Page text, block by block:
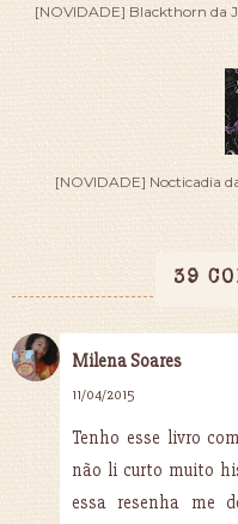
[NOVIDADE] Blackthorn da
[NOVIDADE] Nocticadia
39
Milena Soares
11/04/2015
Tenho esse livro
não li curto muito
essa resenha me